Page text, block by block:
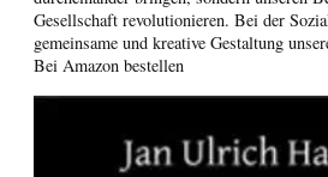
Gesellschaft revolutionieren. Bei der
gemeinsame und kreative Gestaltung
Bei Amazon bestellen